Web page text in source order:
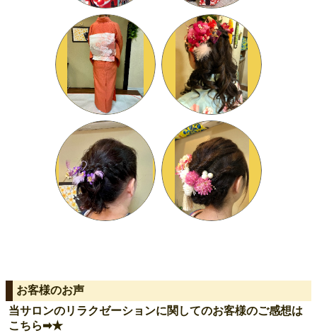
お客様のお声
当サロンのリラクゼーションに関してのお客様のご感想は
こちら➡︎★